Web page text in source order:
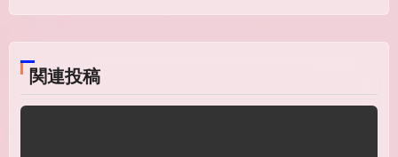
ビ
ゲ
ー
関連投稿